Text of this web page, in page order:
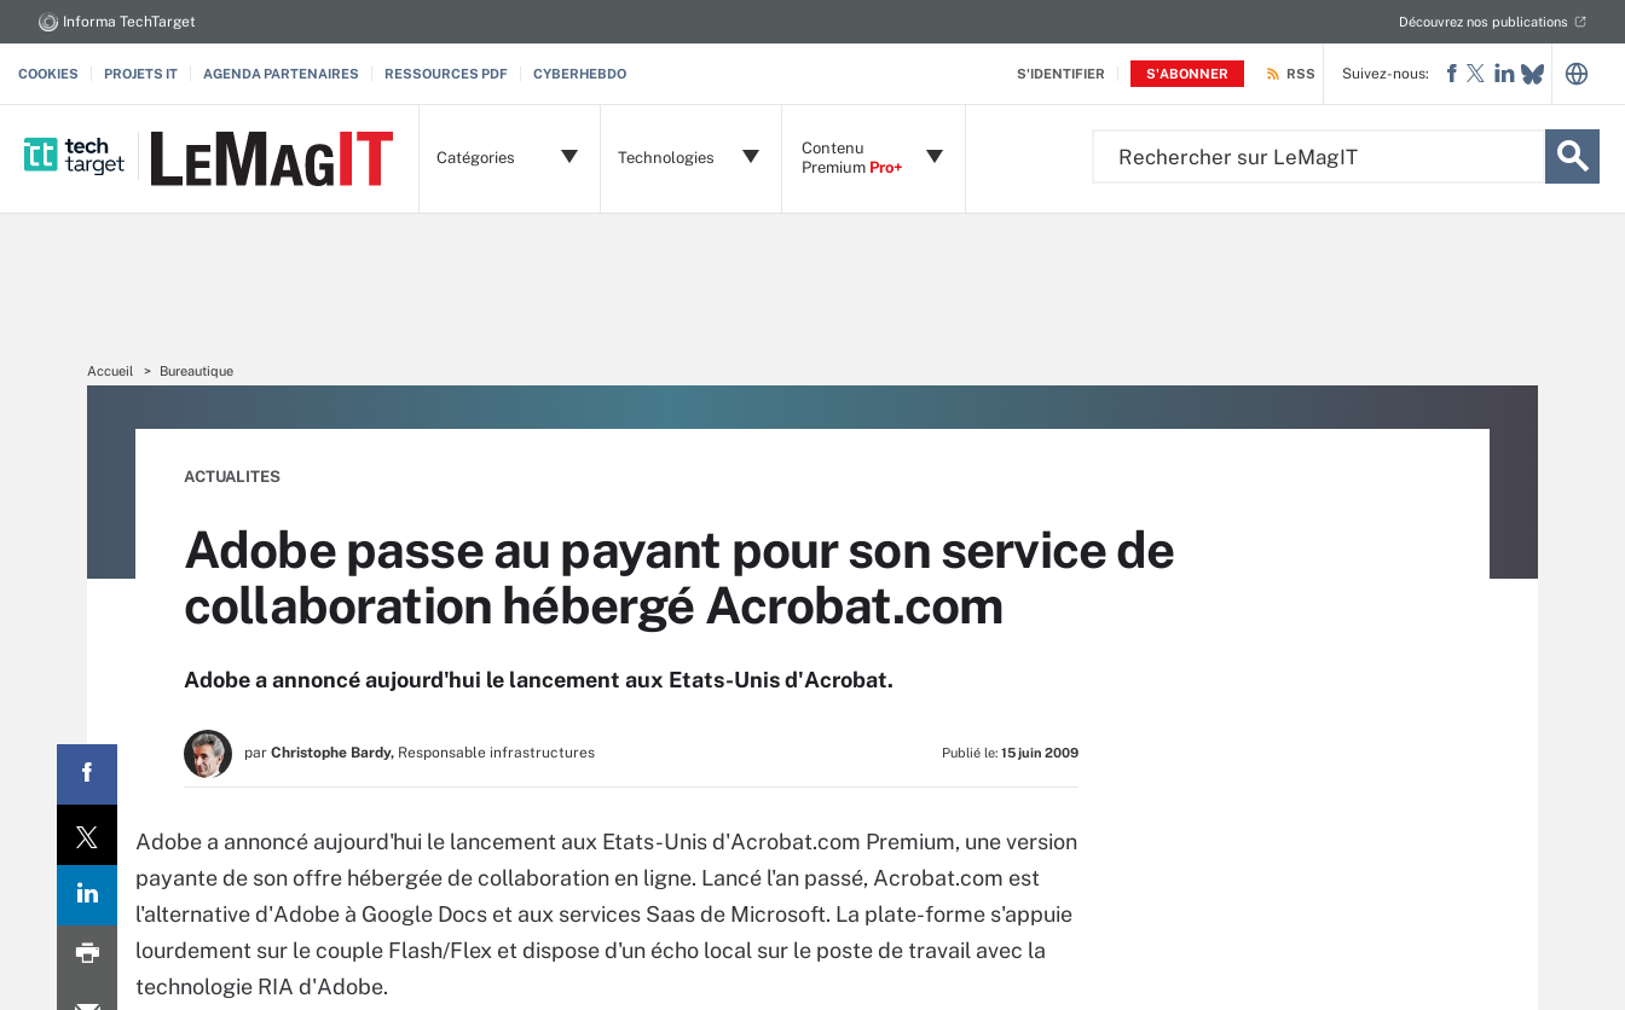
S'IDENTIFIER S'ABONNER
Informa TechTarget Découvrez nos publications
COOKIES PROJETS IT AGENDA PARTENAIRES RESSOURCES PDF CYBERHEBDO RSS
Catégories Technologies
Contenu
Premium Pro+
Suivez-nous:
Accueil Bureautique
ACTUALITES
Adobe passe au payant pour son service de
collaboration hébergé Acrobat.com
Adobe a annoncé aujourd'hui le lancement aux Etats-Unis d'Acrobat.
par Christophe Bardy, Responsable infrastructures Publié le: 15 juin 2009
Adobe a annoncé aujourd'hui le lancement aux Etats-Unis d'Acrobat.com Premium, une version
payante de son offre hébergée de collaboration en ligne. Lancé l'an passé, Acrobat.com est
l'alternative d'Adobe à Google Docs et aux services Saas de Microsoft. La plate-forme s'appuie
lourdement sur le couple Flash/Flex et dispose d'un écho local sur le poste de travail avec la
technologie RIA d'Adobe.